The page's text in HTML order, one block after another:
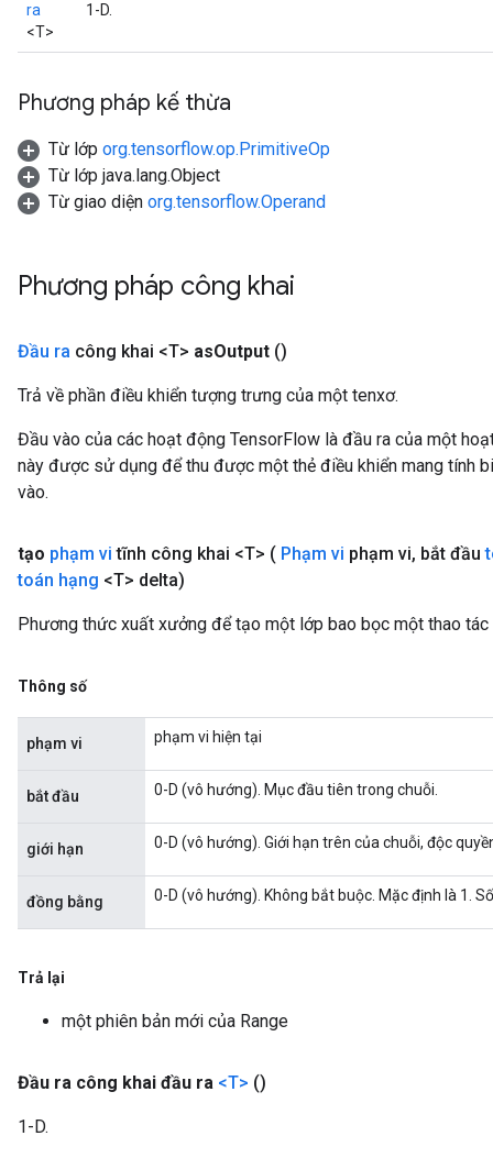
ra
<T>
1-D.
Phương pháp kế thừa
Từ lớp org.tensorflow.op.PrimitiveOp
Từ lớp java.lang.Object
Từ giao diện org.tensorflow.Operand
Phương pháp công khai
Đầu ra công khai <T> asOutput ()
Trả về phần điều khiển tượng trưng của một tenxơ.
Đầu vào của các hoạt động TensorFlow là đầu ra của một
này được sử dụng để thu được một thẻ điều khiển mang tính
vào.
tạo phạm vi tĩnh công khai <T> ( Phạm vi phạm vi, bắt đầu
toán hạng <T> delta)
Phương thức xuất xưởng để tạo một lớp bao bọc một thao tác
Thông số
phạm vi phạm vi hiện tại
bắt đầu 0-D (vô hướng). Mục đầu tiên trong chuỗi.
giới hạn 0-D (vô hướng). Giới hạn trên của chuỗi, độc
đồng bằng 0-D (vô hướng). Không bắt buộc. Mặc định là 1.
Trả lại
một phiên bản mới của Range
Đầu ra công khai đầu ra <T> ()
1-D.